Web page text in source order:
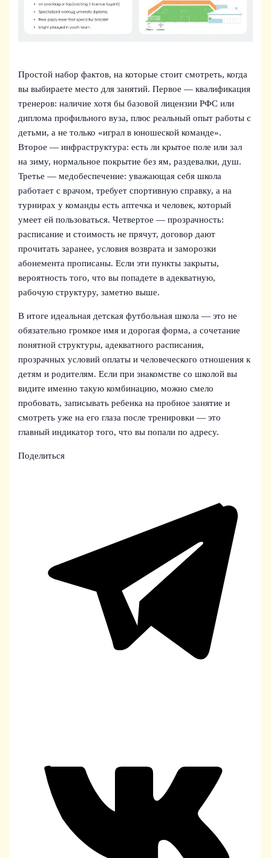
Простой набор фактов, на которые стоит смотреть, когда
вы выбираете место для занятий. Первое — квалификация
тренеров: наличие хотя бы базовой лицензии РФС или
диплома профильного вуза, плюс реальный опыт работы с
детьми, а не только «играл в юношеской команде».
Второе — инфраструктура: есть ли крытое поле или зал
на зиму, нормальное покрытие без ям, раздевалки, душ.
Третье — медобеспечение: уважающая себя школа
работает с врачом, требует спортивную справку, а на
турнирах у команды есть аптечка и человек, который
умеет ей пользоваться. Четвертое — прозрачность:
расписание и стоимость не прячут, договор дают
прочитать заранее, условия возврата и заморозки
абонемента прописаны. Если эти пункты закрыты,
вероятность того, что вы попадете в адекватную,
рабочую структуру, заметно выше.
В итоге идеальная детская футбольная школа — это не
обязательно громкое имя и дорогая форма, а сочетание
понятной структуры, адекватного расписания,
прозрачных условий оплаты и человеческого отношения к
детям и родителям. Если при знакомстве со школой вы
видите именно такую комбинацию, можно смело
пробовать, записывать ребенка на пробное занятие и
смотреть уже на его глаза после тренировки — это
главный индикатор того, что вы попали по адресу.
Поделиться